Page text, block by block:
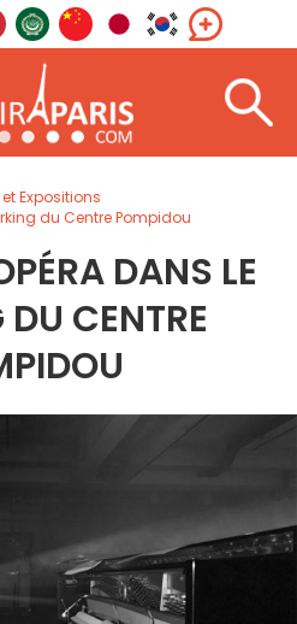
Expositions
du Centre Pompidou
DANS LE
CENTRE